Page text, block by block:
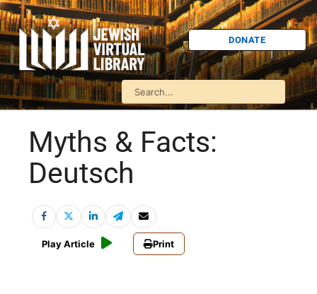
DONATE
Myths & Facts:
Deutsch
Play Article Print